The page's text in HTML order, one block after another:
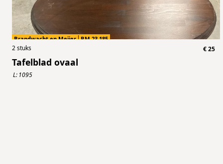
Brandwacht en Meijer BM.23.185
2stuks €25
Tafelblad ovaal
L: 1095